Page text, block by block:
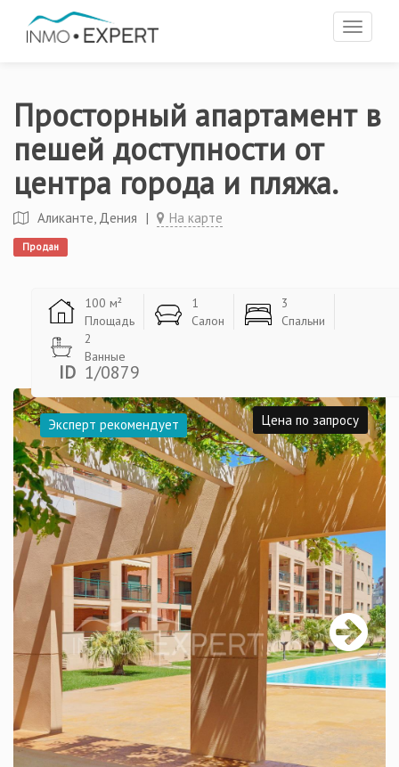
Toggle
Просторный апартамент в
пешей доступности от
центра города и пляжа.
Аликанте, Дения | На карте
Продан
100 м²
Площадь
1
Салон
3
Спальни
2
Ванные
ID 1/0879
Эксперт рекомендует Цена по запросу